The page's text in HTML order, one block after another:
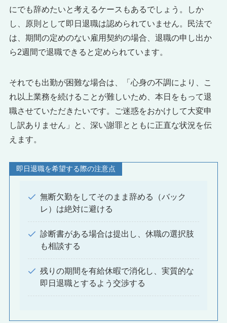
にでも辞めたいと考えるケースもあるでしょう。しか
し、原則として即日退職は認められていません。民法で
は、期間の定めのない雇用契約の場合、退職の申し出か
ら2週間で退職できると定められています。
それでも出勤が困難な場合は、「心身の不調により、こ
れ以上業務を続けることが難しいため、本日をもって退
職させていただきたいです。ご迷惑をおかけして大変申
し訳ありません」と、深い謝罪とともに正直な状況を伝
えます。
即日退職を希望する際の注意点
無断欠勤をしてそのまま辞める（バック
レ）は絶対に避ける
診断書がある場合は提出し、休職の選択肢
も相談する
残りの期間を有給休暇で消化し、実質的な
即日退職とするよう交渉する